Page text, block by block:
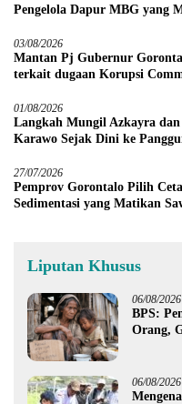
Pengelola Dapur MBG yang
03/08/2026
Mantan Pj Gubernur
terkait dugaan Korupsi
01/08/2026
Langkah Mungil Azkayra
Karawo Sejak Dini ke
27/07/2026
Pemprov Gorontalo Pilih
Sedimentasi yang Matikan
Liputan Khusus
06/08/2026
BPS:
Orang,
06/08/2026